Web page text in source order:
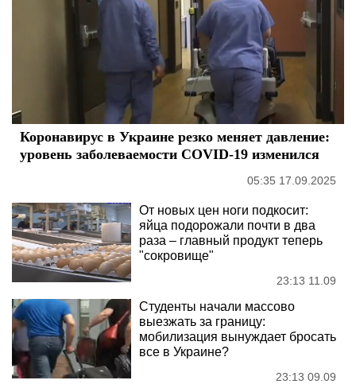
Коронавирус в Украине резко меняет давление:
уровень заболеваемости COVID-19 изменился
05:35 17.09.2025
От новых цен ноги подкосит:
яйца подорожали почти в два
раза – главный продукт теперь
"сокровище"
23:13 11.09
Студенты начали массово
выезжать за границу:
мобилизация вынуждает бросать
все в Украине?
23:13 09.09